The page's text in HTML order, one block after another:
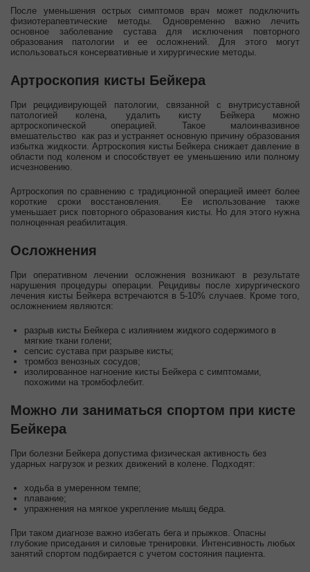
После уменьшения острых симптомов врач может подключить
физиотерапевтические методы. Одновременно важно лечить
основное заболевание сустава для исключения повторного
образования патологии и ее осложнений. Для этого могут
использоваться консервативные и хирургические методы.
Артроскопия кисты Бейкера
При рецидивирующей патологии, связанной с внутрисуставной
патологией колена, удалить кисту Бейкера можно
артроскопической операцией. Такое малоинвазивное
вмешательство как раз и устраняет основную причину образования
избытка жидкости. Артроскопия кисты Бейкера снижает давление в
области под коленом и способствует ее уменьшению или полному
исчезновению.
Артроскопия по сравнению с традиционной операцией имеет более
короткие сроки восстановления. Ее использование также
уменьшает риск повторного образования кисты. Но для этого нужна
полноценная реабилитация.
Осложнения
При оперативном лечении осложнения возникают в результате
нарушения процедуры операции. Рецидивы после хирургического
лечения кисты Бейкера встречаются в 5-10% случаев. Кроме того,
осложнением являются:
разрыв кисты Бейкера с излиянием жидкого содержимого в
мягкие ткани голени;
сепсис сустава при разрыве кисты;
тромбоз венозных сосудов;
изолированное нагноение кисты Бейкера с симптомами,
похожими на тромбофлебит.
Можно ли заниматься спортом при кисте
Бейкера
При болезни Бейкера допустима физическая активность без
ударных нагрузок и резких движений в колене. Подходят:
ходьба в умеренном темпе;
плавание;
упражнения на мягкое укрепление мышц бедра.
При таком диагнозе важно избегать бега и прыжков. Опасны
глубокие приседания и силовые тренировки. Интенсивность любых
занятий спортом подбирается с учетом состояния пациента.